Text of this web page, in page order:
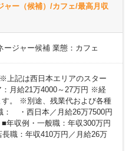
ャー（候補）/カフェ/最高月収
ージャー候補 業態：カフェ
上記は西日本エリアのスター
：月給21万4000～27万円 ※経
。 ※別途、残業代および各種
・西日本／月給26万7500円
収例・一般職：年収300万円
職：年収410万円／月給26万